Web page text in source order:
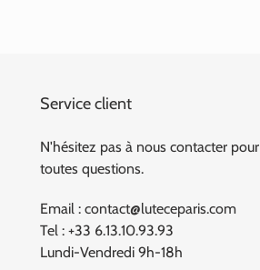
Service client
N'hésitez pas à nous contacter pour
toutes questions.
Email : contact@luteceparis.com
Tel : +33 6.13.10.93.93
Lundi-Vendredi 9h-18h